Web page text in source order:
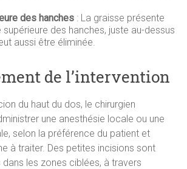
des hanches : La graisse présente
supérieure des hanches, juste au-dessus
aussi être éliminée.
de l’intervention
du haut du dos, le chirurgien
une anesthésie locale ou une
selon la préférence du patient et
à traiter. Des petites incisions sont
les zones ciblées, à travers